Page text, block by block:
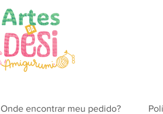
Onde encontrar meu pedido?